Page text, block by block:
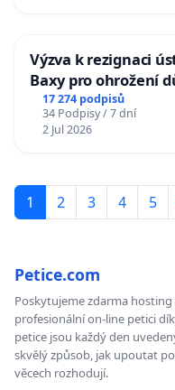
Výzva k rezignaci
Baxy pro ohrožení
17 274 podpisů
34 Podpisy / 7 dní
2 Jul 2026
1 2 3 4 5
Petice.com
Poskytujeme zdarma
profesionální on-line petici
petice jsou každý den
skvělý způsob, jak upoutat
věcech rozhodují.